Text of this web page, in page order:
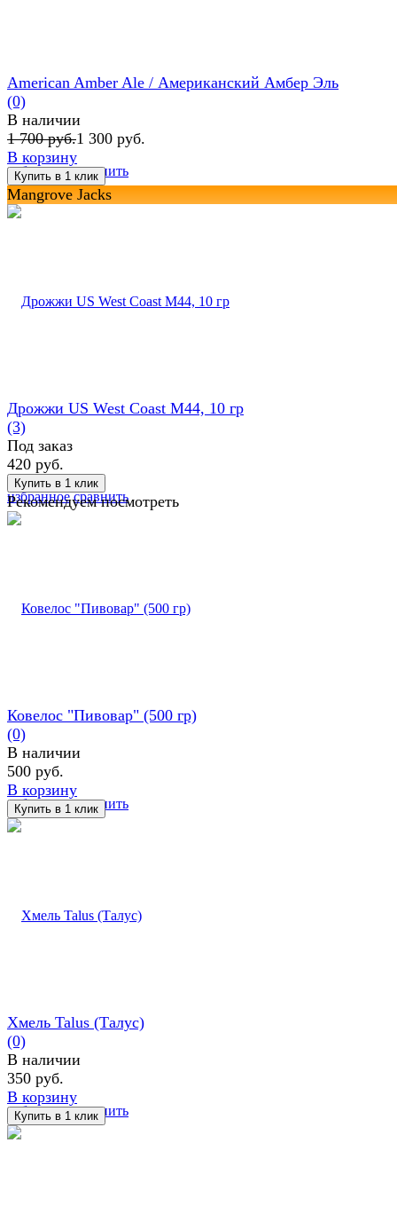
избранное сравнить
American Amber Ale / Американский Амбер Эль
(0)
В наличии
1 700 руб.1 300 руб.
В корзину
Mangrove Jacks
избранное сравнить
Дрожжи US West Coast M44, 10 гр
(3)
Под заказ
420 руб.
Рекомендуем посмотреть
избранное сравнить
Ковелос "Пивовар" (500 гр)
(0)
В наличии
500 руб.
В корзину
избранное сравнить
Хмель Talus (Талус)
(0)
В наличии
350 руб.
В корзину